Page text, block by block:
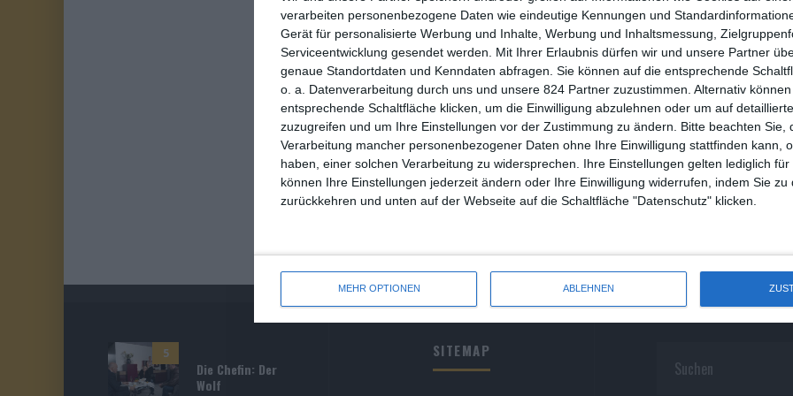
verarbeiten personenbezogene Daten wie eindeutige Kennungen und
Gerät für personalisierte Werbung und Inhalte, Werbung und Inhaltsmessung,
Serviceentwicklung gesendet werden.
Mit Ihrer Erlaubnis dürfen wir und unsere Partner
genaue Standortdaten und Kenndaten abfragen. Sie können auf die entsprechende
o. a. Datenverarbeitung durch uns und unsere 824 Partner zuzustimmen. Alternativ
entsprechende Schaltfläche klicken, um die Einwilligung abzulehnen oder um auf
zuzugreifen und um Ihre Einstellungen vor der Zustimmung zu ändern.
Bitte beachten Sie,
Verarbeitung mancher personenbezogener Daten ohne Ihre Einwilligung stattfinden kann,
haben, einer solchen Verarbeitung zu widersprechen. Ihre Einstellungen gelten lediglich
können Ihre Einstellungen jederzeit ändern oder Ihre Einwilligung widerrufen, indem Sie zu
zurückkehren und unten auf der Webseite auf die Schaltfläche "Datenschutz" klicken.
MEHR OPTIONEN ABLEHNEN
5
Die Chefin: Der
Wolf
SITEMAP